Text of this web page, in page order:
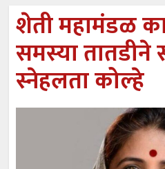
काळे
आत्मामालिक गुरूकूलाचे २२८
ईच्छा आणि मेहनतीच्या बळावर यश
पंडोरे
आमदार आशुतोष काळे यांचा
उपक्रमांनी साजरा
शेती महामंडळ
समस्या तातडीने
स्नेहलता कोल्हे